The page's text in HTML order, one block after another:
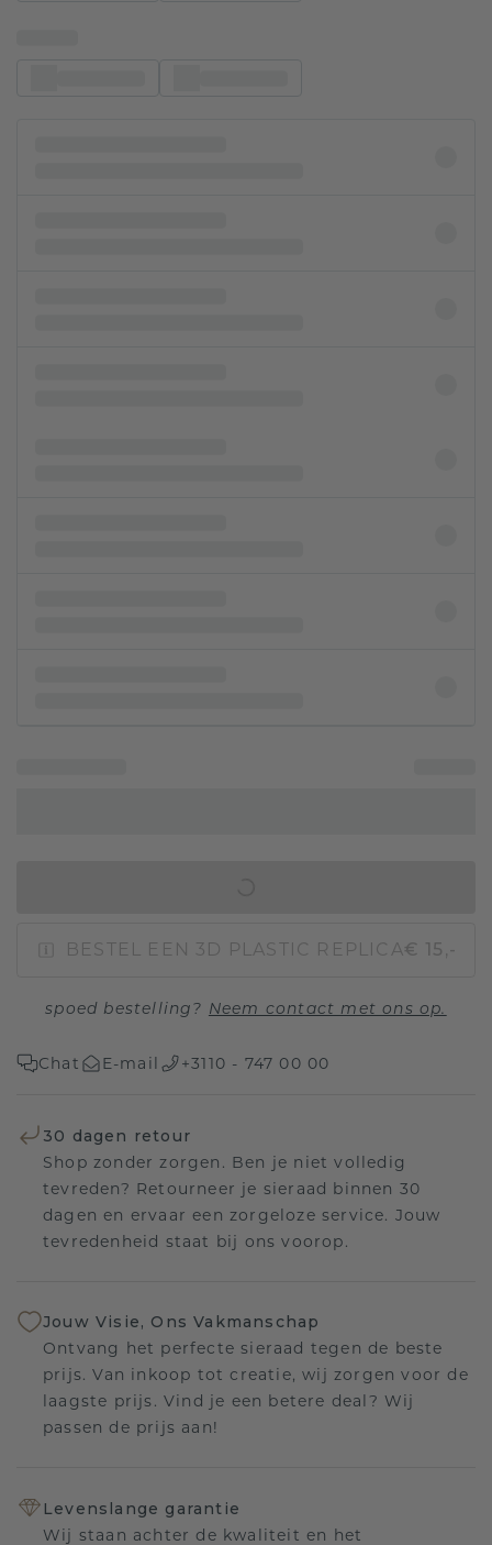
BESTEL EEN 3D PLASTIC REPLICA€ 15,-
spoed bestelling? Neem contact met ons op.
Chat E-mail +3110 - 747 00 00
30 dagen retour
Shop zonder zorgen. Ben je niet volledig
tevreden? Retourneer je sieraad binnen 30
dagen en ervaar een zorgeloze service. Jouw
tevredenheid staat bij ons voorop.
Jouw Visie, Ons Vakmanschap
Ontvang het perfecte sieraad tegen de beste
prijs. Van inkoop tot creatie, wij zorgen voor de
laagste prijs. Vind je een betere deal? Wij
passen de prijs aan!
Levenslange garantie
Wij staan achter de kwaliteit en het